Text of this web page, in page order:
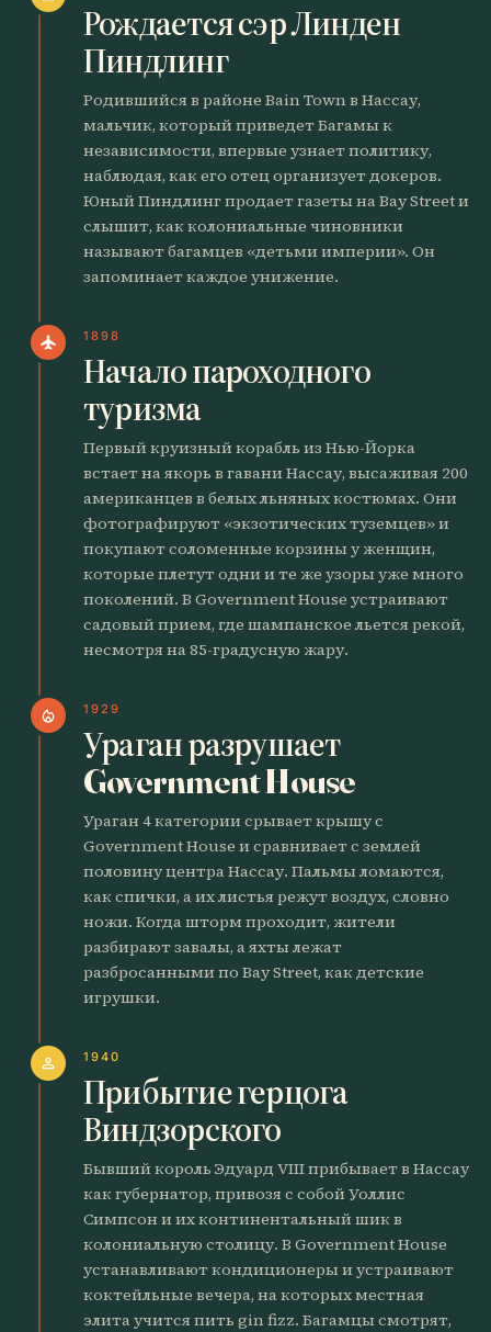
Рождается сэр Линден
Пиндлинг
Родившийся в районе Bain Town в Нассау,
мальчик, который приведет Багамы к
независимости, впервые узнает политику,
наблюдая, как его отец организует докеров.
Юный Пиндлинг продает газеты на Bay Street и
слышит, как колониальные чиновники
называют багамцев «детьми империи». Он
запоминает каждое унижение.
flight 1898
Начало пароходного
туризма
Первый круизный корабль из Нью-Йорка
встает на якорь в гавани Нассау, высаживая 200
американцев в белых льняных костюмах. Они
фотографируют «экзотических туземцев» и
покупают соломенные корзины у женщин,
которые плетут одни и те же узоры уже много
поколений. В Government House устраивают
садовый прием, где шампанское льется рекой,
несмотря на 85-градусную жару.
local_fire_department 1929
Ураган разрушает
Government House
Ураган 4 категории срывает крышу с
Government House и сравнивает с землей
половину центра Нассау. Пальмы ломаются,
как спички, а их листья режут воздух, словно
ножи. Когда шторм проходит, жители
разбирают завалы, а яхты лежат
разбросанными по Bay Street, как детские
игрушки.
person 1940
Прибытие герцога
Виндзорского
Бывший король Эдуард VIII прибывает в Нассау
как губернатор, привозя с собой Уоллис
Симпсон и их континентальный шик в
колониальную столицу. В Government House
устанавливают кондиционеры и устраивают
коктейльные вечера, на которых местная
элита учится пить gin fizz. Багамцы смотрят,